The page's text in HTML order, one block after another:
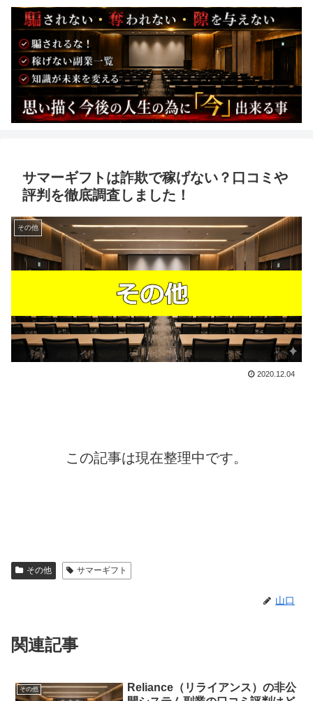
サマーギフトは詐欺で稼げない？口コミや
評判を徹底調査しました！
その他
2020.12.04
この記事は現在整理中です。
その他 サマーギフト
山口
関連記事
その他
Reliance（リライアンス）の非公